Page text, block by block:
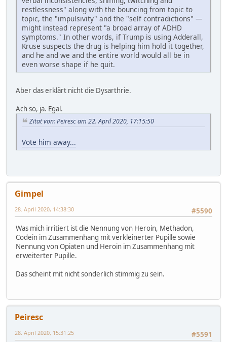
restlessness" along with the bouncing from topic to
topic, the "impulsivity" and the "self contradictions" —
might instead represent "a broad array of ADHD
symptoms." In other words, if Trump is using Adderall,
Kruse suspects the drug is helping him hold it together,
and he and we and the entire world would all be in
even worse shape if he quit.
Aber das erklärt nicht die Dysarthrie.
Ach so, ja. Egal.
Zitat von: Peiresc am 22. April 2020, 17:15:50
Vote him away...
Gimpel
#5590
28. April 2020, 14:38:30
Was mich irritiert ist die Nennung von Heroin, Methadon,
Codein im Zusammenhang mit verkleinerter Pupille sowie
Nennung von Opiaten und Heroin im Zusammenhang mit
erweiterter Pupille.
Das scheint mit nicht sonderlich stimmig zu sein.
Peiresc
#5591
28. April 2020, 15:31:25